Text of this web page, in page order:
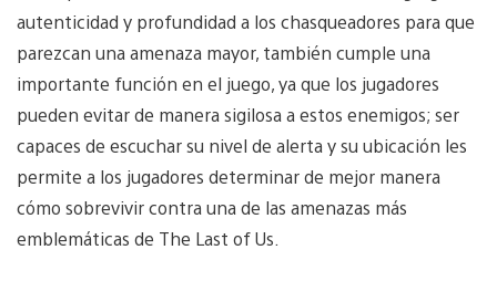
autenticidad y profundidad a los chasqueadores para que
parezcan una amenaza mayor, también cumple una
importante función en el juego, ya que los jugadores
pueden evitar de manera sigilosa a estos enemigos; ser
capaces de escuchar su nivel de alerta y su ubicación les
permite a los jugadores determinar de mejor manera
cómo sobrevivir contra una de las amenazas más
emblemáticas de The Last of Us.